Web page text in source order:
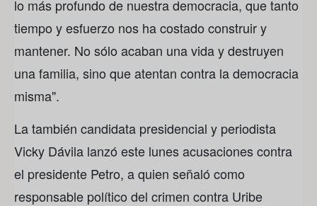
lo más profundo de nuestra democracia, que tanto
tiempo y esfuerzo nos ha costado construir y
mantener. No sólo acaban una vida y destruyen
una familia, sino que atentan contra la democracia
misma".
La también candidata presidencial y periodista
Vicky Dávila lanzó este lunes acusaciones contra
el presidente Petro, a quien señaló como
responsable político del crimen contra Uribe